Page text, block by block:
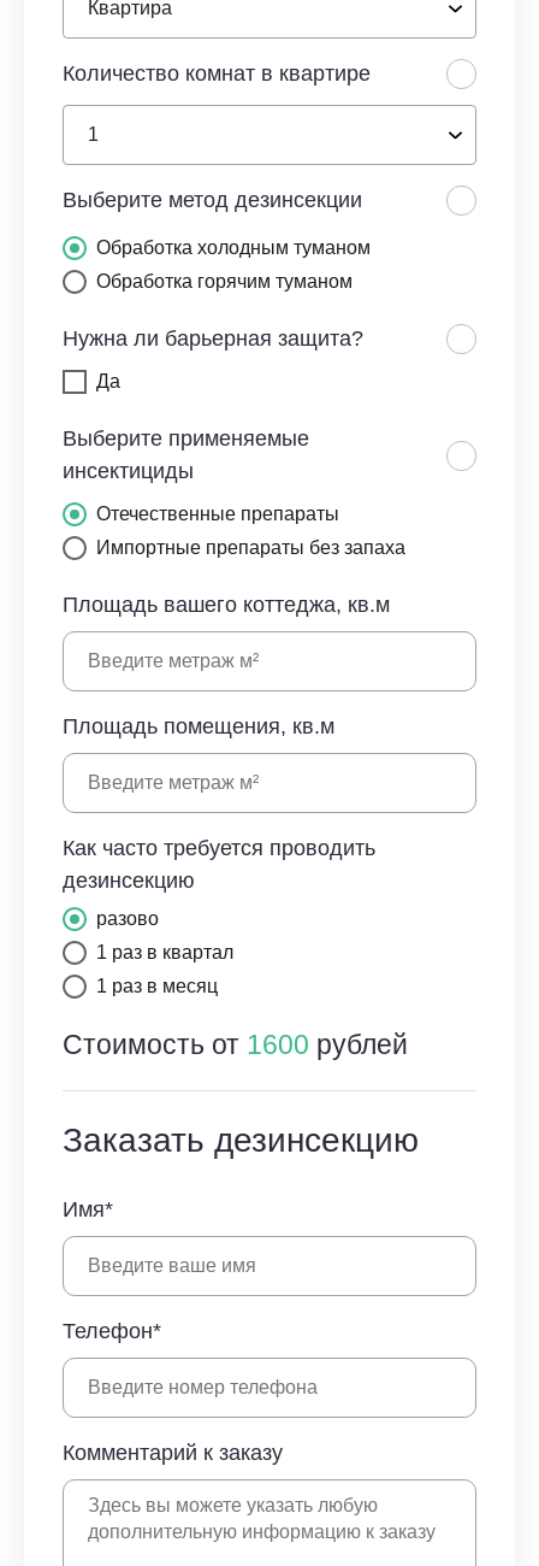
Количество комнат в квартире
Выберите метод дезинсекции
Обработка холодным туманом
Обработка горячим туманом
Нужна ли барьерная защита?
Да
Выберите применяемые
инсектициды
Отечественные препараты
Импортные препараты без запаха
Площадь вашего коттеджа, кв.м
Площадь помещения, кв.м
Как часто требуется проводить
дезинсекцию
разово
1 раз в квартал
1 раз в месяц
Стоимость от 1600 рублей
Заказать дезинсекцию
Имя*
Телефон*
Комментарий к заказу